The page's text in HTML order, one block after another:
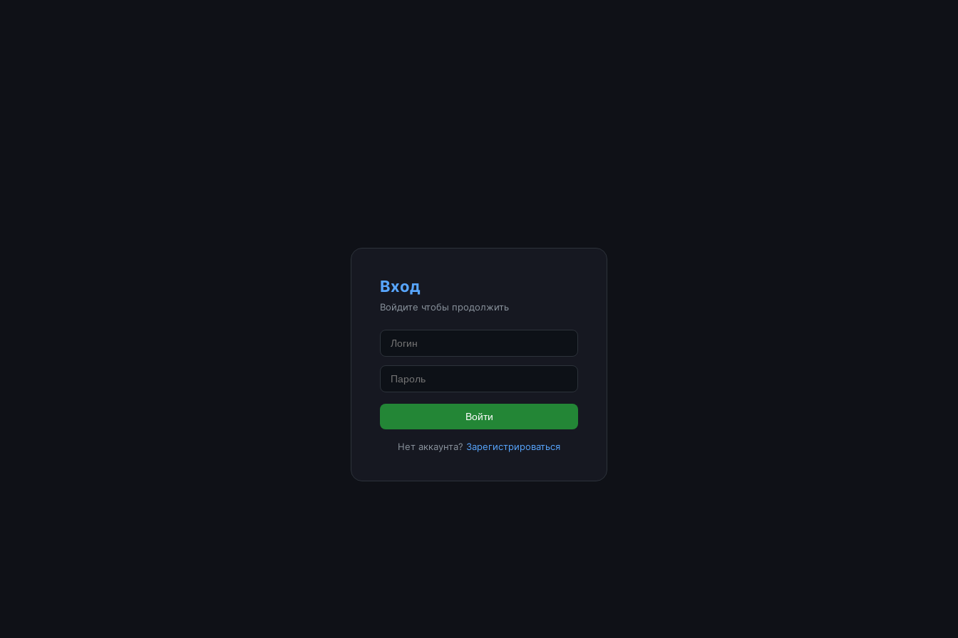
Вход
Войдите чтобы продолжить
Войти
Нет аккаунта? Зарегистрироваться